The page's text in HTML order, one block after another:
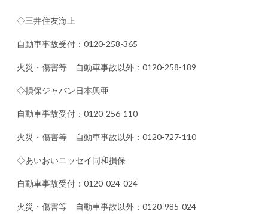
◇三井住友海上
自動車事故受付：0120-258-365
火災・傷害等 自動車事故以外：0120-258-189
◇損保ジャパン日本興亜
自動車事故受付：0120-256-110
火災・傷害等 自動車事故以外：0120-727-110
◇あいおいニッセイ同和損保
自動車事故受付：0120-024-024
火災・傷害等 自動車事故以外：0120-985-024